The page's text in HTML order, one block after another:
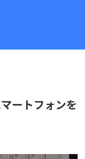
ートフォンを